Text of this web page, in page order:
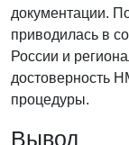
документации.
приводилась в
России и
достоверность
процедуры.
Вывод